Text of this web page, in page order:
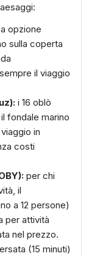
opzione
sulla coperta
il viaggio
i 16 oblò
fondale marino
in
costi
per chi
il
a 12 persone)
per attività
nel prezzo.
(15 minuti)